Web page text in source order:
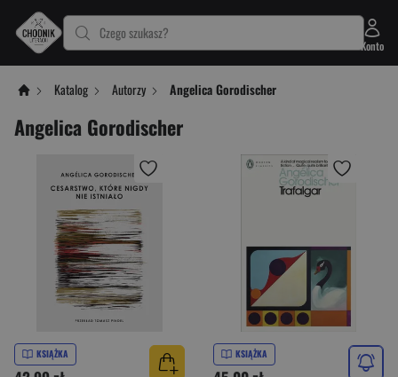
Czego szukasz?
Konto
Katalog Autorzy Angelica Gorodischer
Angelica Gorodischer
KSIĄŻKA KSIĄŻKA